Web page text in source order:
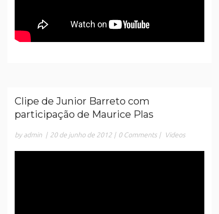
Clipe de Junior Barreto com
participação de Maurice Plas
by admin | 20 de junho de 2012 | 0 Comments | Videos